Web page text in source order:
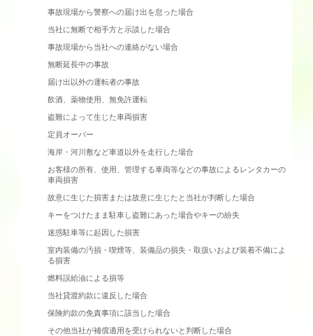
事故現場から警察への届け出を怠った場合
当社に無断で相手方と示談した場合
事故現場から当社への連絡がない場合
無断延長中の事故
届け出以外の運転者の事故
飲酒、薬物使用、無免許運転
盗難によって生じた車両損害
定員オーバー
海岸・河川敷など車道以外を走行した場合
お客様の所有、使用、管理する車両等などの事故によるレンタカーの
車両損害
故意に生じた損害または故意に生じたと当社が判断した場合
キーをつけたまま駐車し盗難にあった場合やキーの紛失
迷惑駐車等に起因した損害
室内装備の汚損・喫煙等、装備品の損失・取扱いおよび装着不備によ
る損害
燃料誤給油による損等
当社貸渡約款に違反した場合
保険約款の免責事項に該当した場合
その他当社が補償適用を受けられないと判断した場合